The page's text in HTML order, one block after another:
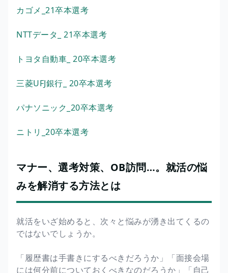
カゴメ_21卒本選考
NTTデータ_ 21卒本選考
トヨタ自動車_ 20卒本選考
三菱UFJ銀行_ 20卒本選考
パナソニック_20卒本選考
ニトリ_20卒本選考
マナー、選考対策、OB訪問…。就活の悩
みを解消する方法とは
就活をいざ始めると、次々と悩みが湧き出てくるの
ではないでしょうか。
「履歴書は手書きにするべきだろうか」「面接会場
には何分前についておくべきなのだろうか」「自己